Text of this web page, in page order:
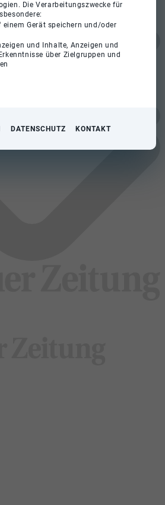
Die Verarbeitungszwecke für
einem Gerät speichern und/oder
und Inhalte, Anzeigen und
über Zielgruppen und
DATENSCHUTZ KONTAKT